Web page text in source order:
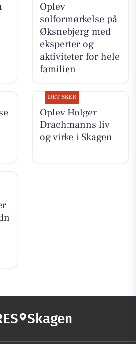
Oplev
solformørkelse på
Øksnebjerg med
eksperter og
aktiviteter for hele
familien
DET SKER
Oplev Holger
Drachmanns liv
og virke i Skagen
Skagen